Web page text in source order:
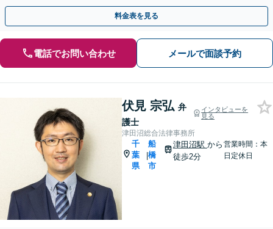
から遺言執行まで責任を持って対応させていただきます。
料金表を見る
電話でお問い合わせ メールで面談予約
伏見 宗弘 弁
護士
インタビューを
見る
津田沼総合法律事務所
千
葉
県
|
船
橋
市
津田沼駅 から
徒歩2分
営業時間：本
日定休日